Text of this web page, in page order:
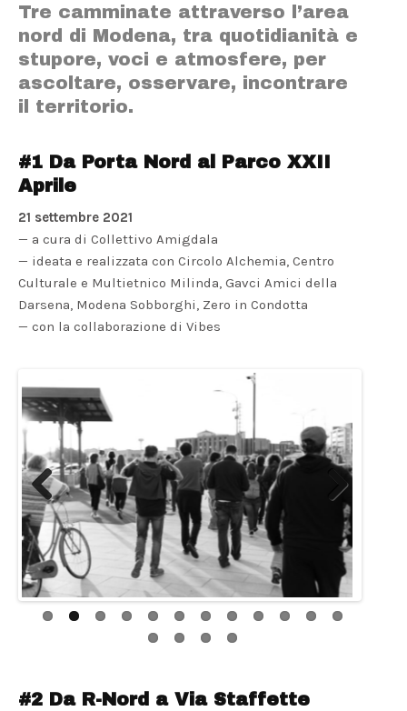
Tre camminate attraverso l’area
nord di Modena, tra quotidianità e
stupore, voci e atmosfere, per
ascoltare, osservare, incontrare
il territorio.
#1 Da Porta Nord al Parco XXII
Aprile
21 settembre 2021
— a cura di Collettivo Amigdala
— ideata e realizzata con Circolo Alchemia, Centro
Culturale e Multietnico Milinda, Gavci Amici della
Darsena, Modena Sobborghi, Zero in Condotta
— con la collaborazione di Vibes
Previous Next
#2 Da R-Nord a Via Staffette